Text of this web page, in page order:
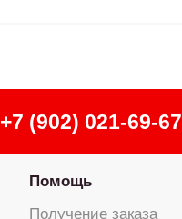
+7 (902) 021-69-67
Помощь
Получение заказа